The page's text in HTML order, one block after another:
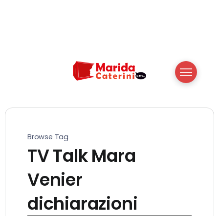
Browse Tag
TV Talk Mara
Venier
dichiarazioni